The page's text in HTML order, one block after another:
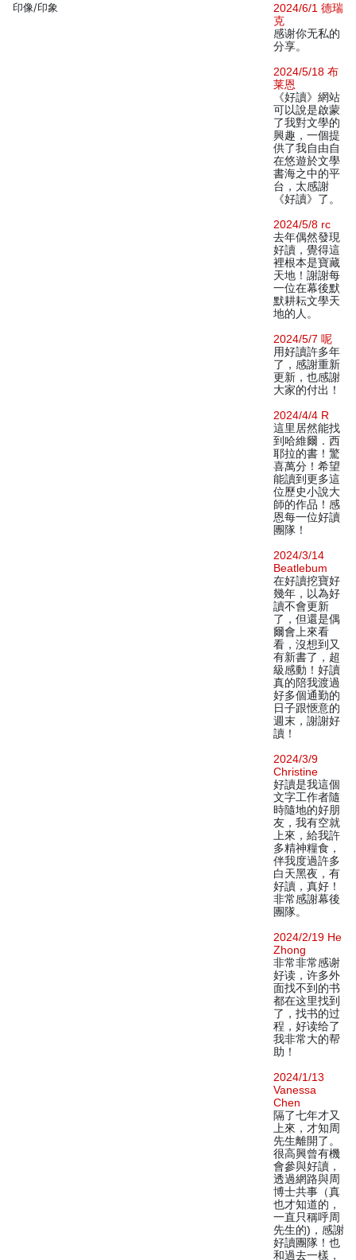
印像/印象
2024/6/1 德瑞
克
感谢你无私的
分享。
2024/5/18 布
莱恩
《好讀》網站
可以說是啟蒙
了我對文學的
興趣，一個提
供了我自由自
在悠遊於文學
書海之中的平
台，太感謝
《好讀》了。
2024/5/8 rc
去年偶然發現
好讀，覺得這
裡根本是寶藏
天地！謝謝每
一位在幕後默
默耕耘文學天
地的人。
2024/5/7 呢
用好讀許多年
了，感謝重新
更新，也感謝
大家的付出！
2024/4/4 R
這里居然能找
到哈維爾．西
耶拉的書！驚
喜萬分！希望
能讀到更多這
位歷史小說大
師的作品！感
恩每一位好讀
團隊！
2024/3/14
Beatlebum
在好讀挖寶好
幾年，以為好
讀不會更新
了，但還是偶
爾會上來看
看，沒想到又
有新書了，超
級感動！好讀
真的陪我渡過
好多個通勤的
日子跟愜意的
週末，謝謝好
讀！
2024/3/9
Christine
好讀是我這個
文字工作者隨
時隨地的好朋
友，我有空就
上來，給我許
多精神糧食，
伴我度過許多
白天黑夜，有
好讀，真好！
非常感謝幕後
團隊。
2024/2/19 He
Zhong
非常非常感谢
好读，许多外
面找不到的书
都在这里找到
了，找书的过
程，好读给了
我非常大的帮
助！
2024/1/13
Vanessa
Chen
隔了七年才又
上來，才知周
先生離開了。
很高興曾有機
會參與好讀，
透過網路與周
博士共事（真
也才知道的，
一直只稱呼周
先生的)，感謝
好讀團隊！也
和過去一樣，